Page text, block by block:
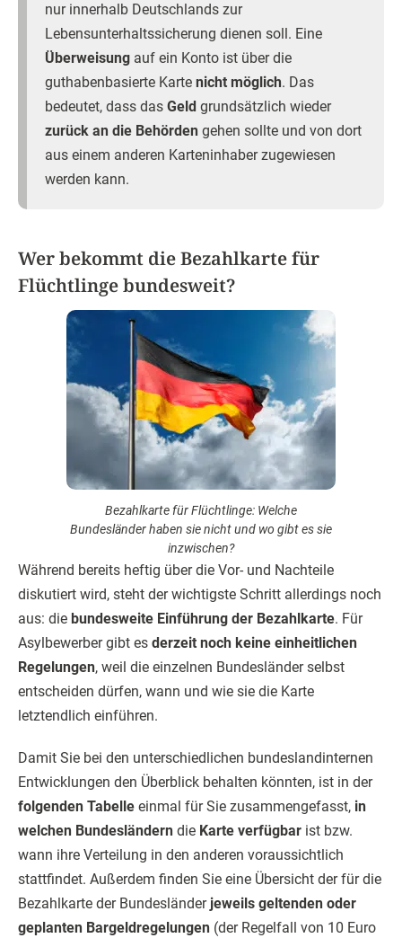
nur innerhalb Deutschlands zur
Lebensunterhaltssicherung dienen soll. Eine
Überweisung auf ein Konto ist über die
guthabenbasierte Karte nicht möglich. Das
bedeutet, dass das Geld grundsätzlich wieder
zurück an die Behörden gehen sollte und von dort
aus einem anderen Karteninhaber zugewiesen
werden kann.
Wer bekommt die Bezahlkarte für
Flüchtlinge bundesweit?
Bezahlkarte für Flüchtlinge: Welche
Bundesländer haben sie nicht und wo gibt es sie
inzwischen?
Während bereits heftig über die Vor- und Nachteile
diskutiert wird, steht der wichtigste Schritt allerdings noch
aus: die bundesweite Einführung der Bezahlkarte. Für
Asylbewerber gibt es derzeit noch keine einheitlichen
Regelungen, weil die einzelnen Bundesländer selbst
entscheiden dürfen, wann und wie sie die Karte
letztendlich einführen.
Damit Sie bei den unterschiedlichen bundeslandinternen
Entwicklungen den Überblick behalten könnten, ist in der
folgenden Tabelle einmal für Sie zusammengefasst, in
welchen Bundesländern die Karte verfügbar ist bzw.
wann ihre Verteilung in den anderen voraussichtlich
stattfindet. Außerdem finden Sie eine Übersicht der für die
Bezahlkarte der Bundesländer jeweils geltenden oder
geplanten Bargeldregelungen (der Regelfall von 10 Euro